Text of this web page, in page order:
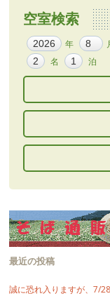
空室検索
年
名
泊
最近の投稿
誠に恐れ入りますが、